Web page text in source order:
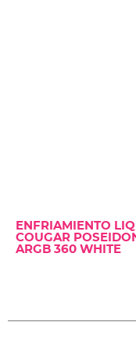
ENFRIAMIENTO
COUGAR
ARGB 360 WHITE